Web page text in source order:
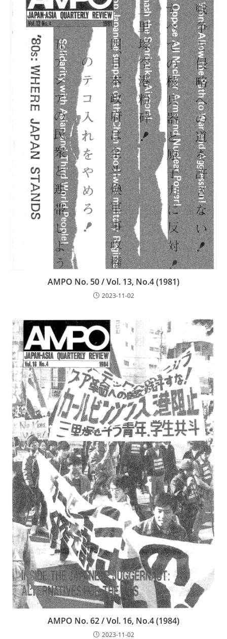
AMPO No. 50 / Vol. 13, No.4 (1981)
2023-11-02
AMPO No. 62 / Vol. 16, No.4 (1984)
2023-11-02